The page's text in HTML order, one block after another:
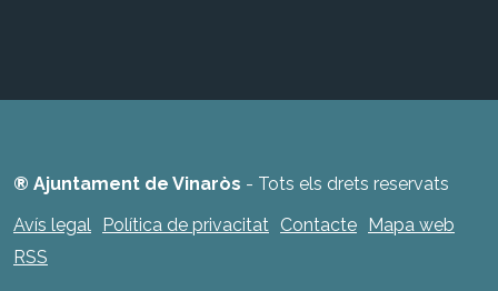
® Ajuntament de Vinaròs - Tots els drets reservats
Avís legal
Política de privacitat Contacte Mapa web
RSS